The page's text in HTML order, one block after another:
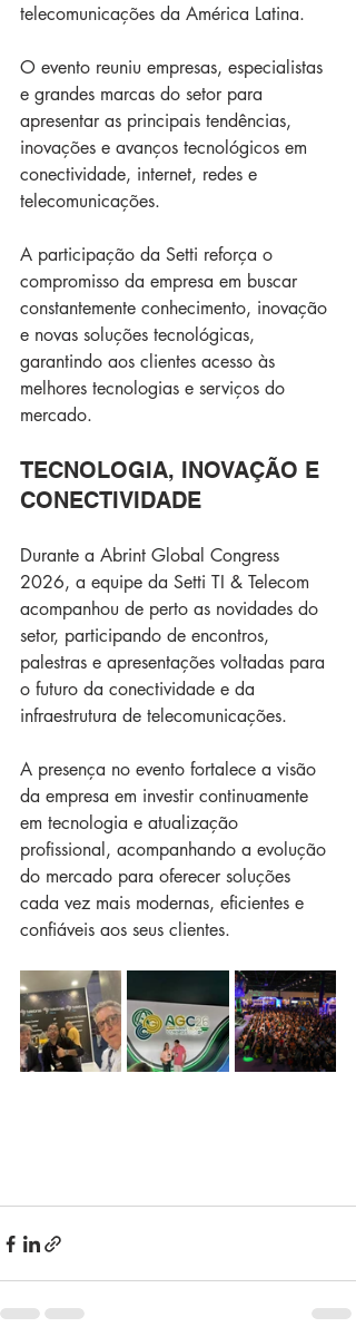
telecomunicações da América Latina.
O evento reuniu empresas, especialistas
e grandes marcas do setor para
apresentar as principais tendências,
inovações e avanços tecnológicos em
conectividade, internet, redes e
telecomunicações.
A participação da Setti reforça o
compromisso da empresa em buscar
constantemente conhecimento, inovação
e novas soluções tecnológicas,
garantindo aos clientes acesso às
melhores tecnologias e serviços do
mercado.
TECNOLOGIA, INOVAÇÃO E
CONECTIVIDADE
Durante a Abrint Global Congress
2026, a equipe da Setti TI & Telecom
acompanhou de perto as novidades do
setor, participando de encontros,
palestras e apresentações voltadas para
o futuro da conectividade e da
infraestrutura de telecomunicações.
A presença no evento fortalece a visão
da empresa em investir continuamente
em tecnologia e atualização
profissional, acompanhando a evolução
do mercado para oferecer soluções
cada vez mais modernas, eficientes e
confiáveis aos seus clientes.